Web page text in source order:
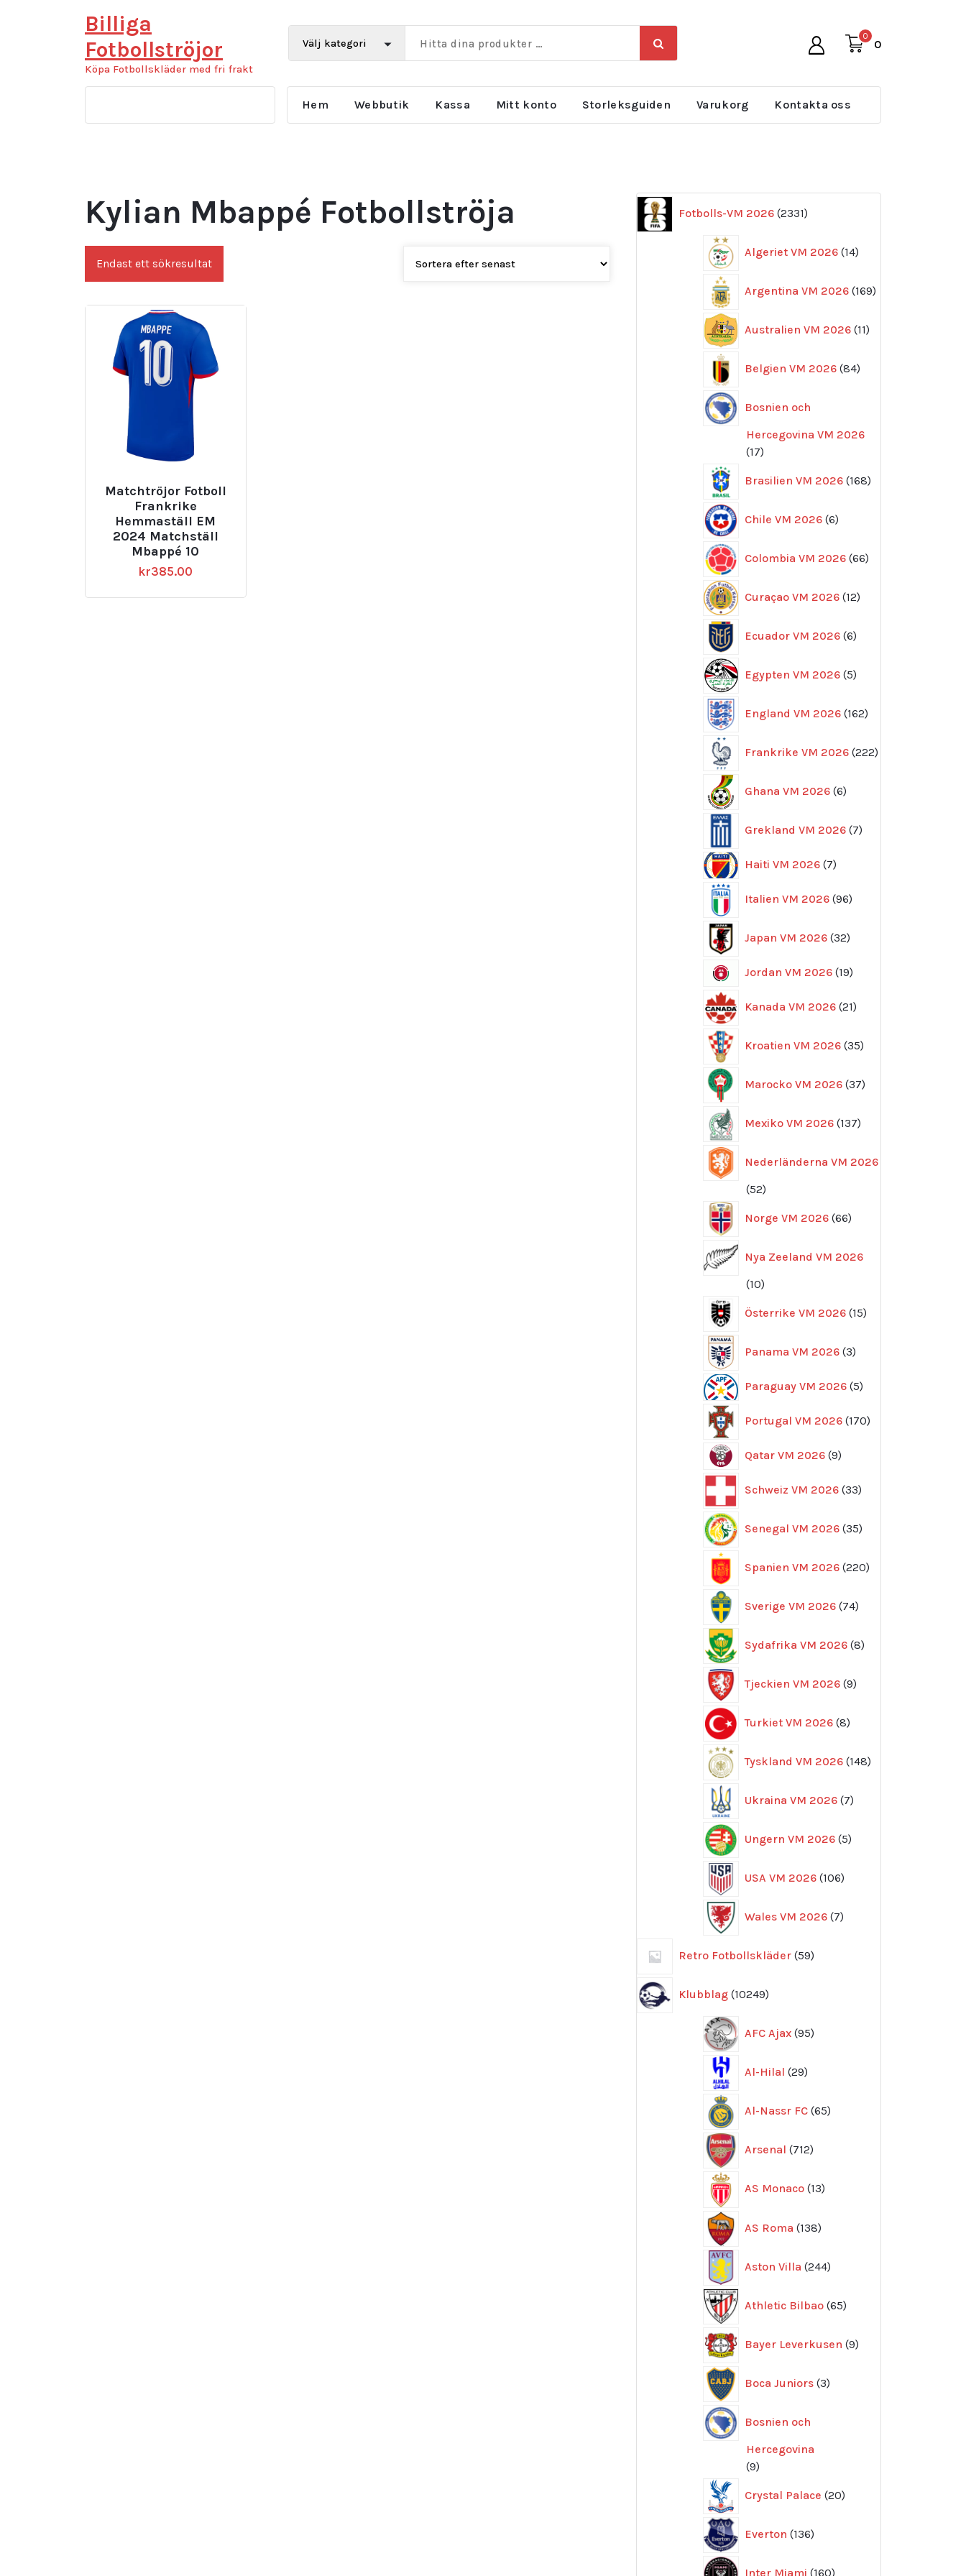
Billiga
Fotbollströjor
Köpa Fotbollskläder med fri frakt
0
0
Hem Webbutik Kassa Mitt konto Storleksguiden Varukorg Kontakta oss
Kylian Mbappé Fotbollströja
Endast ett sökresultat
Matchtröjor Fotboll
Frankrike
Hemmaställ EM
2024 Matchställ
Mbappé 10
kr385.00
Fotbolls-VM 2026 2331
produkter
Algeriet VM 2026 14
produkter
Argentina VM 2026 169
produkter
Australien VM 2026 11
produkter
Belgien VM 2026 84
produkter
Bosnien och
Hercegovina VM 2026
1717
Brasilien VM 2026 168
produkter
Chile VM 2026 6
produkter
Colombia VM 2026 66
produkter
Curaçao VM 2026 12
produkter
Ecuador VM 2026 6
produkter
Egypten VM 2026 5
produkter
England VM 2026 162
produkter
Frankrike VM 2026 222
produkter
Ghana VM 2026 6
produkter
Grekland VM 2026 7
produkter
Haiti VM 2026 77
Italien VM 2026 96
produkter
Japan VM 2026 32
produkter
Jordan VM 2026 1919
Kanada VM 2026 21
produkter
Kroatien VM 2026 35
produkter
Marocko VM 2026 37
produkter
Mexiko VM 2026 137
produkter
Nederländerna VM 2026
5252
Norge VM 2026 66
produkter
Nya Zeeland VM 2026
1010
Österrike VM 2026 15
produkter
Panama VM 2026 3
produkter
Paraguay VM 2026 55
Portugal VM 2026 170
produkter
Qatar VM 2026 99
Schweiz VM 2026 33
produkter
Senegal VM 2026 35
produkter
Spanien VM 2026 220
produkter
Sverige VM 2026 74
produkter
Sydafrika VM 2026 8
produkter
Tjeckien VM 2026 9
produkter
Turkiet VM 2026 8
produkter
Tyskland VM 2026 148
produkter
Ukraina VM 2026 7
produkter
Ungern VM 2026 5
produkter
USA VM 2026 106
produkter
Wales VM 2026 7
produkter
Retro Fotbollskläder 59
produkter
Klubblag 10249
produkter
AFC Ajax 95
produkter
Al-Hilal 29
produkter
Al-Nassr FC 65
produkter
Arsenal 712
produkter
AS Monaco 13
produkter
AS Roma 138
produkter
Aston Villa 244
produkter
Athletic Bilbao 65
produkter
Bayer Leverkusen 9
produkter
Boca Juniors 3
produkter
Bosnien och
Hercegovina
99
Crystal Palace 20
produkter
Everton 136
produkter
Inter Miami 160